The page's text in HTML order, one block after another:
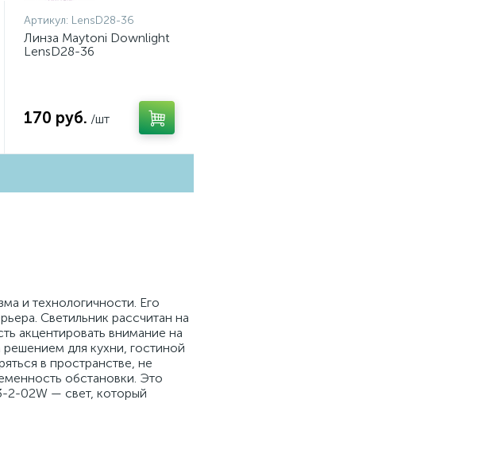
Артикул: LensD28-36
Линза Maytoni Downlight
LensD28-36
170 руб. /шт
и технологичности. Его
Светильник рассчитан на
акцентировать внимание на
для кухни, гостиной
в пространстве, не
обстановки. Это
2-02W — свет, который